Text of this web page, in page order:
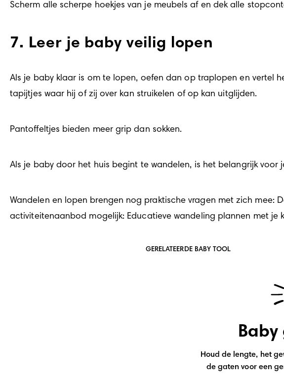
Scherm alle scherpe hoekjes van je meubels af en dek alle
7. Leer je baby veilig lopen
Als je baby klaar is om te lopen, oefen dan op traplopen en vertel
tapijtjes waar hij of zij over kan struikelen of op kan uitglijden.
Pantoffeltjes bieden meer grip dan sokken.
Als je baby door het huis begint te wandelen, is het belangrijk
Wandelen en lopen brengen nog praktische vragen met zich mee:
activiteitenaanbod mogelijk: Educatieve wandeling plannen met je
GERELATEERDE BABY TOOL
Houd de lengte, het
de gaten voor een